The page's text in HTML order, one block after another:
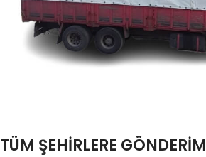
TÜM ŞEHİRLERE GÖNDERİM